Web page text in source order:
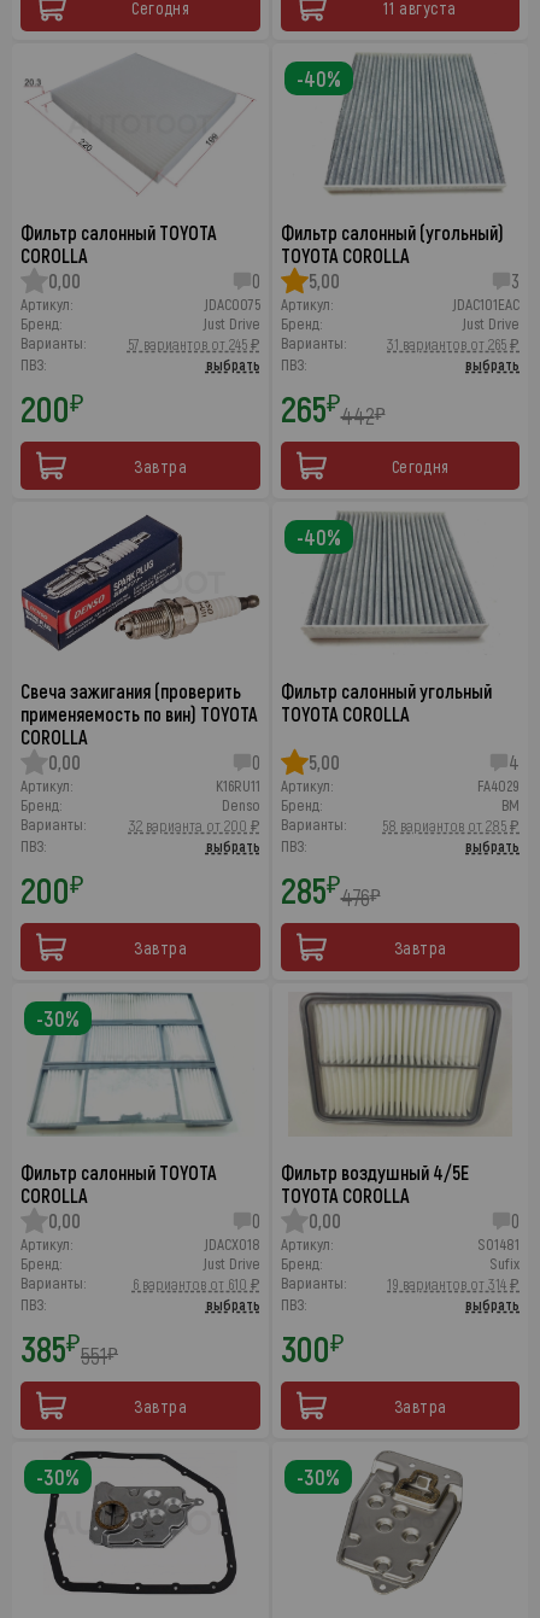
Сегодня 11 августа
Фильтр салонный TOYOTA
COROLLA
0,00
0
Артикул:
JDAC0075
Бренд:
Just Drive
Варианты:
57 вариантов от 245 ₽
ПВЗ:
выбрать
200₽
Завтра
Фильтр салонный (угольный)
TOYOTA COROLLA
5,00
3
Артикул:
JDAC101EAC
Бренд:
Just Drive
Варианты:
31 вариантов от 265 ₽
ПВЗ:
выбрать
265₽442₽
Сегодня
-40%
Свеча зажигания (проверить
применяемость по вин) TOYOTA
COROLLA
0,00
0
Артикул:
K16RU11
Бренд:
Denso
Варианты:
32 варианта от 200 ₽
ПВЗ:
выбрать
200₽
Завтра
Фильтр салонный угольный
TOYOTA COROLLA
5,00 4
Артикул:
FA4029
Бренд:
BM
Варианты:
58 вариантов от 285 ₽
ПВЗ:
выбрать
285₽476₽
Завтра
-40%
Фильтр салонный TOYOTA
COROLLA
0,00
0
Артикул:
JDACX018
Бренд:
Just Drive
Варианты:
6 вариантов от 610 ₽
ПВЗ:
выбрать
385₽551₽
Завтра
-30%
Фильтр воздушный 4/5E
TOYOTA COROLLA
0,00
0
Артикул:
SO1481
Бренд:
Sufix
Варианты:
19 вариантов от 314 ₽
ПВЗ:
выбрать
300₽
Завтра
-30% -30%